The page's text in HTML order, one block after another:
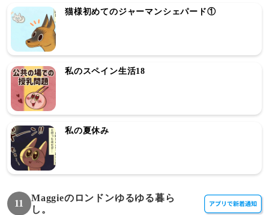
猫様初めてのジャーマンシェパード①
私のスペイン生活18
私の夏休み
11
Maggieのロンドンゆるゆる暮ら
し。